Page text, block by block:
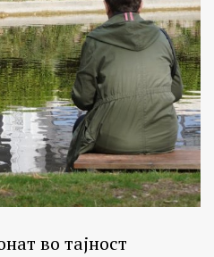
во тајност